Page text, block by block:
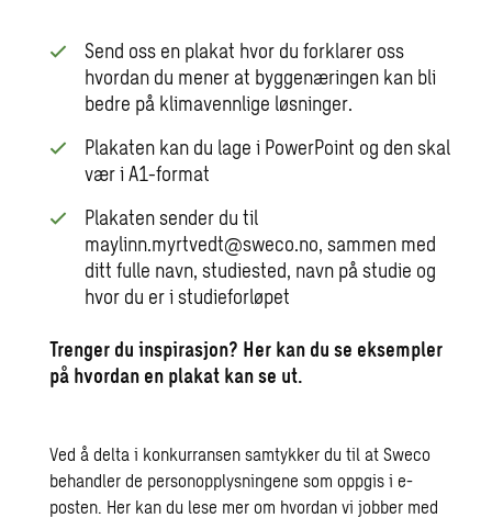
Send oss en plakat hvor du forklarer oss
hvordan du mener at byggenæringen kan bli
bedre på klimavennlige løsninger.
Plakaten kan du lage i PowerPoint og den skal
vær i A1-format
Plakaten sender du til
maylinn.myrtvedt@sweco.no, sammen med
ditt fulle navn, studiested, navn på studie og
hvor du er i studieforløpet
Trenger du inspirasjon? Her kan du se eksempler
på hvordan en plakat kan se ut.
Ved å delta i konkurransen samtykker du til at Sweco
behandler de personopplysningene som oppgis i e-
posten. Her kan du lese mer om hvordan vi jobber med